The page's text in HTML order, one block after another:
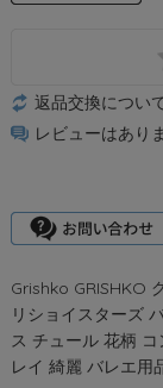
返品交換につい
レビューはあり
Grishko GRISHKO
リショイスターズ
ス チュール 花柄
レイ 綺麗 バレエ用